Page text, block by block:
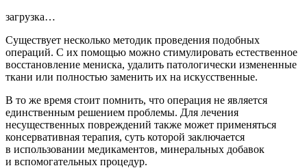
загрузка…
Существует несколько методик проведения подобных
операций. С их помощью можно стимулировать естественное
восстановление мениска, удалить патологически измененные
ткани или полностью заменить их на искусственные.
В то же время стоит помнить, что операция не является
единственным решением проблемы. Для лечения
несущественных повреждений также может применяться
консервативная терапия, суть которой заключается
в использовании медикаментов, минеральных добавок
и вспомогательных процедур.